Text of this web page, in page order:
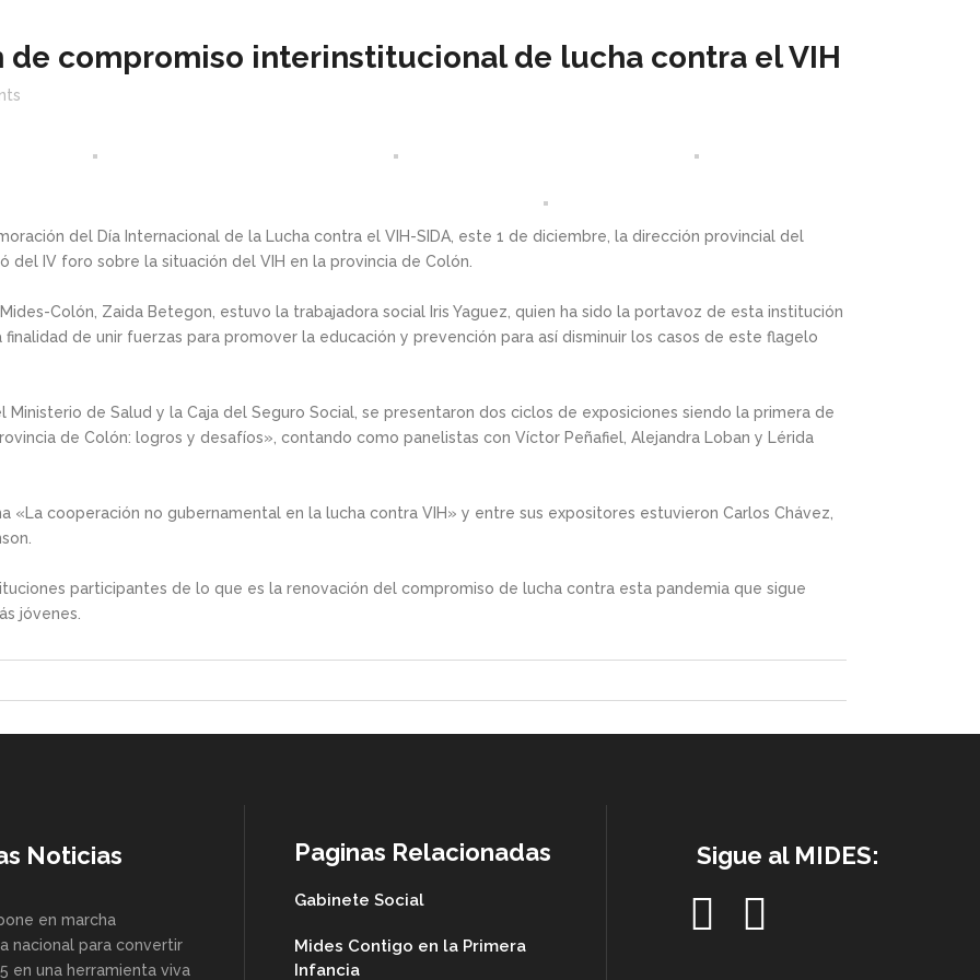
de compromiso interinstitucional de lucha contra el VIH
del Día Internacional de la Lucha contra el VIH-SIDA, este 1 de diciembre, la dirección provincial del
IV foro sobre la situación del VIH en la provincia de Colón.
Colón, Zaida Betegon, estuvo la trabajadora social Iris Yaguez, quien ha sido la portavoz de esta institución
de unir fuerzas para promover la educación y prevención para así disminuir los casos de este flagelo
de Salud y la Caja del Seguro Social, se presentaron dos ciclos de exposiciones siendo la primera de
de Colón: logros y desafíos», contando como panelistas con Víctor Peñafiel, Alejandra Loban y Lérida
«La cooperación no gubernamental en la lucha contra VIH» y entre sus expositores estuvieron Carlos Chávez,
participantes de lo que es la renovación del compromiso de lucha contra esta pandemia que sigue
jóvenes.
Noticias
en marcha
nacional para convertir
en una herramienta viva
Paginas Relacionadas
Gabinete Social
Mides Contigo en la Primera
Infancia
Sigue al MIDES: